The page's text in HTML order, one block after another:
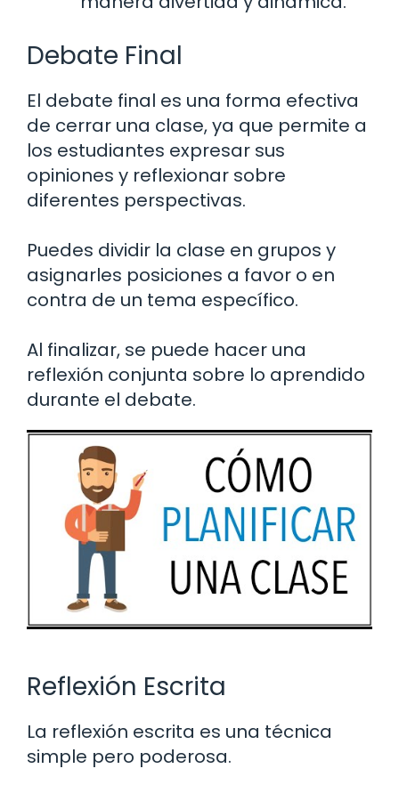
Debate Final
El debate final es una forma efectiva
de cerrar una clase, ya que permite a
los estudiantes expresar sus
opiniones y reflexionar sobre
diferentes perspectivas.
Puedes dividir la clase en grupos y
asignarles posiciones a favor o en
contra de un tema específico.
Al finalizar, se puede hacer una
reflexión conjunta sobre lo aprendido
durante el debate.
Reflexión Escrita
La reflexión escrita es una técnica
simple pero poderosa.